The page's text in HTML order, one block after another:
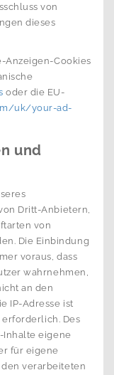
von
dieses
Anzeigen-Cookies
oder die EU-
uk/your-ad-
und
Dritt-Anbietern,
von
Die Einbindung
voraus, dass
wahrnehmen,
an den
IP-Adresse ist
Des
Inhalte eigene
für eigene
verarbeiteten